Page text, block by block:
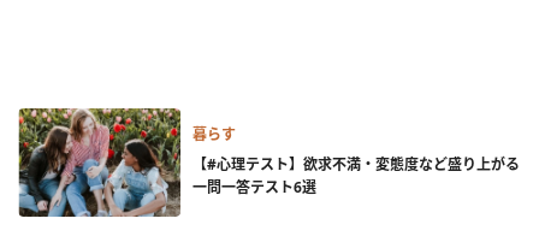
暮らす
【#心理テスト】欲求不満・変態度など盛り上がる
一問一答テスト6選